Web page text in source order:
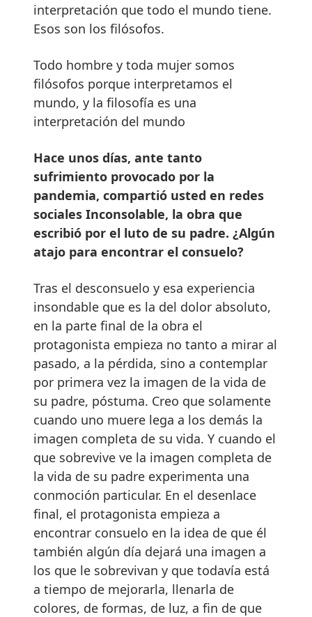
interpretación que todo el mundo tiene.
Esos son los filósofos.
Todo hombre y toda mujer somos
filósofos porque interpretamos el
mundo, y la filosofía es una
interpretación del mundo
Hace unos días, ante tanto
sufrimiento provocado por la
pandemia, compartió usted en redes
sociales Inconsolable, la obra que
escribió por el luto de su padre. ¿Algún
atajo para encontrar el consuelo?
Tras el desconsuelo y esa experiencia
insondable que es la del dolor absoluto,
en la parte final de la obra el
protagonista empieza no tanto a mirar al
pasado, a la pérdida, sino a contemplar
por primera vez la imagen de la vida de
su padre, póstuma. Creo que solamente
cuando uno muere lega a los demás la
imagen completa de su vida. Y cuando el
que sobrevive ve la imagen completa de
la vida de su padre experimenta una
conmoción particular. En el desenlace
final, el protagonista empieza a
encontrar consuelo en la idea de que él
también algún día dejará una imagen a
los que le sobrevivan y que todavía está
a tiempo de mejorarla, llenarla de
colores, de formas, de luz, a fin de que